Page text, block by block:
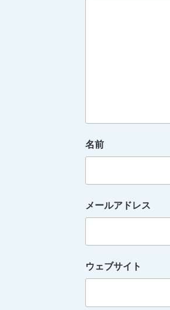
名前
メールアドレス
ウェブサイト